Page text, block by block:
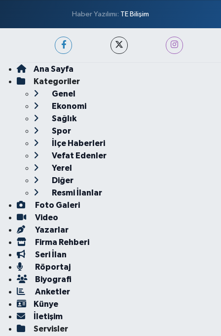
Haber Yazılımı: TE Bilişim
Ana Sayfa
Kategoriler
Genel
Ekonomi
Sağlık
Spor
İlçe Haberleri
Vefat Edenler
Yerel
Diğer
Resmi İlanlar
Foto Galeri
Video
Yazarlar
Firma Rehberi
Seri İlan
Röportaj
Biyografi
Anketler
Künye
İletişim
Servisler